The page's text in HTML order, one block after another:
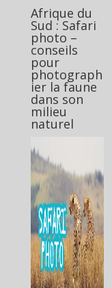
Afrique du
Sud : Safari
photo –
conseils
pour
photograph
ier la faune
dans son
milieu
naturel